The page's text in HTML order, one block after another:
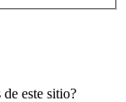
este sitio?